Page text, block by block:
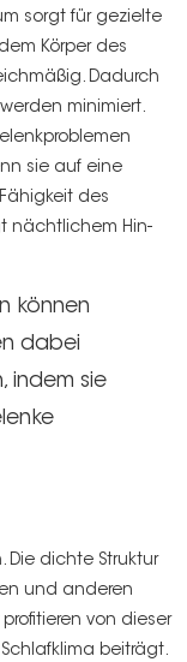
sorgt für gezielte
Körper des
Dadurch
minimiert.
sie auf eine
des
nächtlichem Hin-
können
dabei
indem sie
Die dichte Struktur
und anderen
von dieser
beiträgt.